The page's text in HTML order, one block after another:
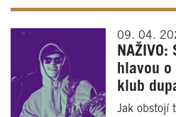
09. 04.
hlavou
klub
Jak obstojí